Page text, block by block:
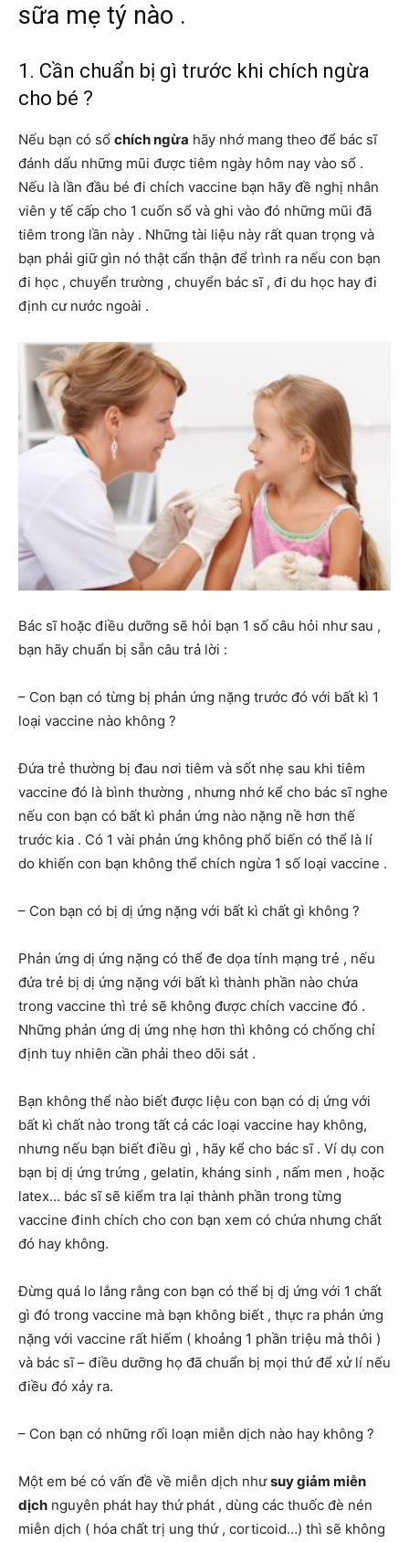
sữa mẹ tý nào .
1. Cần chuẩn bị gì trước khi chích ngừa
cho bé ?
Nếu bạn có sổ chích ngừa hãy nhớ mang theo để bác sĩ
đánh dấu những mũi được tiêm ngày hôm nay vào sổ .
Nếu là lần đầu bé đi chích vaccine bạn hãy đề nghị nhân
viên y tế cấp cho 1 cuốn sổ và ghi vào đó những mũi đã
tiêm trong lần này . Những tài liệu này rất quan trọng và
bạn phải giữ gìn nó thật cẩn thận để trình ra nếu con bạn
đi học , chuyển trường , chuyển bác sĩ , đi du học hay đi
định cư nước ngoài .
Bác sĩ hoặc điều dưỡng sẽ hỏi bạn 1 số câu hỏi như sau ,
bạn hãy chuẩn bị sẵn câu trả lời :
– Con bạn có từng bị phản ứng nặng trước đó với bất kì 1
loại vaccine nào không ?
Đứa trẻ thường bị đau nơi tiêm và sốt nhẹ sau khi tiêm
vaccine đó là bình thường , nhưng nhớ kể cho bác sĩ nghe
nếu con bạn có bất kì phản ứng nào nặng nề hơn thế
trước kia . Có 1 vài phản ứng không phổ biến có thể là lí
do khiến con bạn không thể chích ngừa 1 số loại vaccine .
– Con bạn có bị dị ứng nặng với bất kì chất gì không ?
Phản ứng dị ứng nặng có thể đe dọa tính mạng trẻ , nếu
đứa trẻ bị dị ứng nặng với bất kì thành phần nào chứa
trong vaccine thì trẻ sẽ không được chích vaccine đó .
Những phản ứng dị ứng nhẹ hơn thì không có chống chỉ
định tuy nhiên cần phải theo dõi sát .
Bạn không thể nào biết được liệu con bạn có dị ứng với
bất kì chất nào trong tất cả các loại vaccine hay không,
nhưng nếu bạn biết điều gì , hãy kể cho bác sĩ . Ví dụ con
bạn bị dị ứng trứng , gelatin, kháng sinh , nấm men , hoặc
latex… bác sĩ sẽ kiểm tra lại thành phần trong từng
vaccine đinh chích cho con bạn xem có chứa nhưng chất
đó hay không.
Đừng quá lo lắng rằng con bạn có thể bị dj ứng với 1 chất
gì đó trong vaccine mà bạn không biết , thực ra phản ứng
nặng với vaccine rất hiếm ( khoảng 1 phần triệu mà thôi )
và bác sĩ – điều dưỡng họ đã chuẩn bị mọi thứ để xử lí nếu
điều đó xảy ra.
– Con bạn có những rối loạn miễn dịch nào hay không ?
Một em bé có vấn đề về miễn dịch nhưsuy giảm miễn
dịch nguyên phát hay thứ phát , dùng các thuốc đè nén
miễn dịch ( hóa chất trị ung thứ , corticoid…) thì sẽ không